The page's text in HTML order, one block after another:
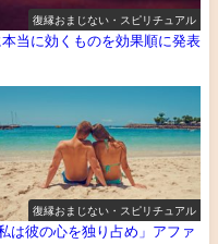
復縁おまじない・スピリチュアル
当に効くものを効果順に発表
復縁おまじない・スピリチュアル
私は彼の心を独り占め」アファ